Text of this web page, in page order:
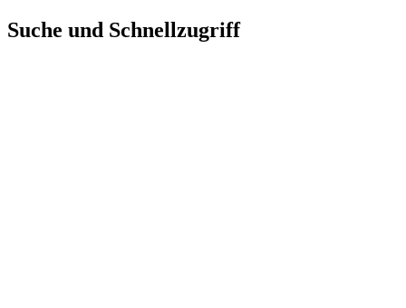
Direkt
zum
Suche und Schnellzugriff